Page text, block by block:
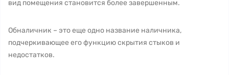
вид помещения становится более завершенным.
Обналичник – это еще одно название наличника,
подчеркивающее его функцию скрытия стыков и
недостатков.